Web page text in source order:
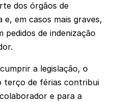
dos órgãos de
em casos mais graves,
pedidos de indenização
a legislação, o
terço de férias contribui
e para a